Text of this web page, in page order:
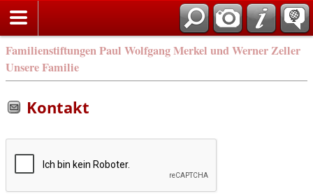
Familienstiftungen Paul Wolfgang Merkel und Werner Zeller
Unsere Familie
Kontakt